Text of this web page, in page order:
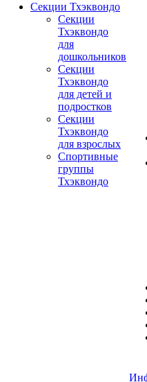
Секции Тхэквондо
Секции
Тхэквондо
для
дошкольников
Секции
Тхэквондо
для детей и
подростков
Секции
Тхэквондо
для взрослых
Спортивные
группы
Тхэквондо